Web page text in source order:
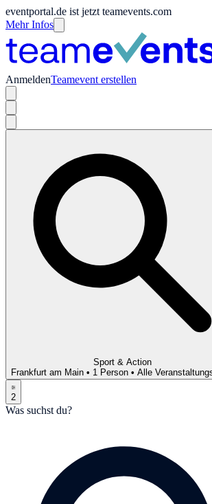
eventportal.de ist jetzt teamevents.com
Mehr Infos
AnmeldenTeamevent erstellen
Sport & Action
Frankfurt am Main • 1 Person • Alle
2
Was suchst du?